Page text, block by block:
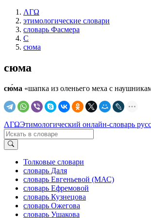
ΛΓΩ
этимологические словари
словарь Фасмера
С
сюма
сюма
сю́ма «шапка из оленьего меха с
ΛΓΩЭтимологический онлайн-словарь
Толковые словари
словарь Даля
словарь Евгеньевой (МАС)
словарь Ефремовой
словарь Кузнецова
словарь Ожегова
словарь Ушакова